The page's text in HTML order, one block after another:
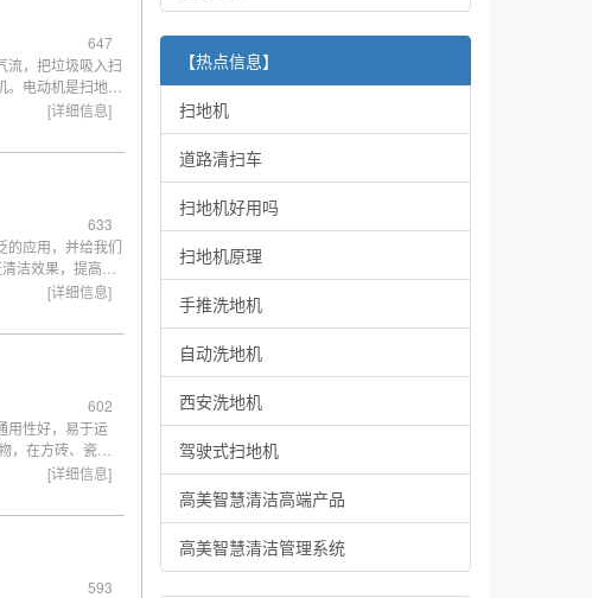
647
，把垃圾吸入扫
电动机是扫地机
[详细信息]
633
的应用，并给我们
洁效果，提高清
。 对于保洁员来
[详细信息]
602
用性好，易于运
，在方砖、瓷
方法来挑选。
[详细信息]
593
【热点信息】
扫地机
道路清扫车
扫地机好用吗
扫地机原理
手推洗地机
自动洗地机
西安洗地机
驾驶式扫地机
高美智慧清洁高端产品
高美智慧清洁管理系统